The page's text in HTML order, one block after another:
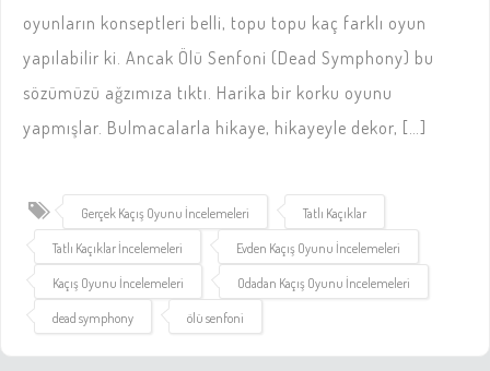
oyunların konseptleri belli, topu topu kaç farklı oyun
yapılabilir ki. Ancak Ölü Senfoni (Dead Symphony) bu
sözümüzü ağzımıza tıktı. Harika bir korku oyunu
yapmışlar. Bulmacalarla hikaye, hikayeyle dekor, […]
Gerçek Kaçış Oyunu İncelemeleri Tatlı Kaçıklar
Tatlı Kaçıklar İncelemeleri Evden Kaçış Oyunu İncelemeleri
Kaçış Oyunu İncelemeleri Odadan Kaçış Oyunu İncelemeleri
dead symphony ölü senfoni